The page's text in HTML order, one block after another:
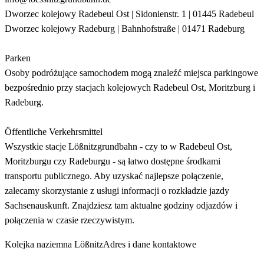
Dworzec kolejowy Radebeul Ost | Sidonienstr. 1 | 01445 Radebeul
Dworzec kolejowy Radeburg | Bahnhofstraße | 01471 Radeburg
Parken
Osoby podróżujące samochodem mogą znaleźć miejsca parkingowe
bezpośrednio przy stacjach kolejowych Radebeul Ost, Moritzburg i
Radeburg.
Öffentliche Verkehrsmittel
Wszystkie stacje Lößnitzgrundbahn - czy to w Radebeul Ost,
Moritzburgu czy Radeburgu - są łatwo dostępne środkami
transportu publicznego. Aby uzyskać najlepsze połączenie,
zalecamy skorzystanie z usługi informacji o rozkładzie jazdy
Sachsenauskunft. Znajdziesz tam aktualne godziny odjazdów i
połączenia w czasie rzeczywistym.
Kolejka naziemna LößnitzAdres i dane kontaktowe